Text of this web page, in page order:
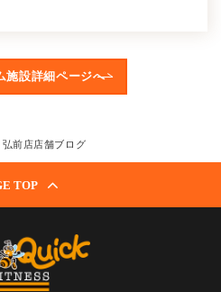
施設詳細ページへ
弘前店店舗ブログ
TOP